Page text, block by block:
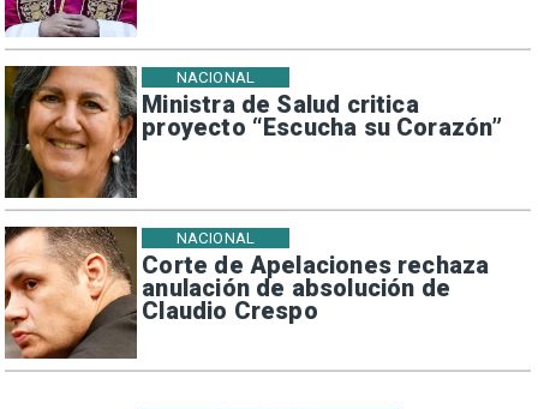
Ministra de Salud critica
proyecto “Escucha su Corazón”
NACIONAL
Corte de Apelaciones rechaza
anulación de absolución de
Claudio Crespo
NACIONAL